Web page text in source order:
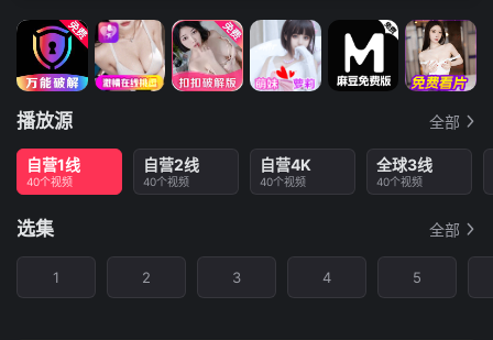
播放源 全部
自营1线
40个视频
自营2线
40个视频
自营4K
40个视频
全球3线
40个视频
选集 全部
1 2 3 4 5